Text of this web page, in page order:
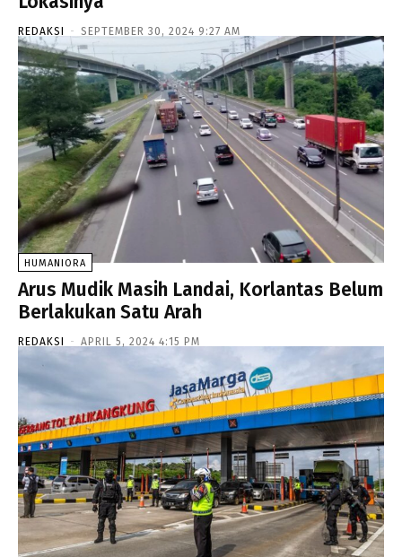
REDAKSI - SEPTEMBER 30, 2024 9:27 AM
HUMANIORA
Arus Mudik Masih Landai, Korlantas Belum
Berlakukan Satu Arah
REDAKSI - APRIL 5, 2024 4:15 PM